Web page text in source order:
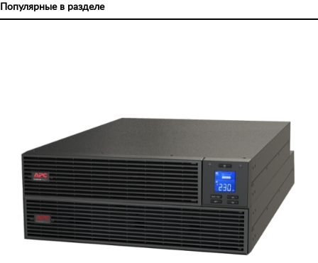
Популярные в разделе